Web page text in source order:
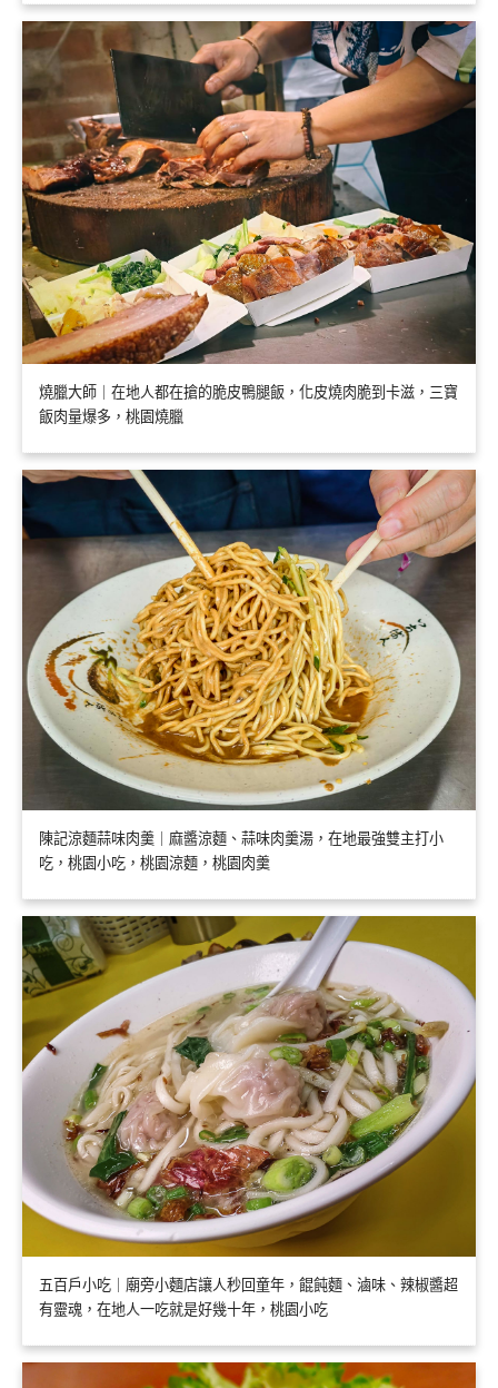
燒臘大師｜在地人都在搶的脆皮鴨腿飯，化皮燒肉脆到卡滋，三寶
飯肉量爆多，桃園燒臘
陳記涼麵蒜味肉羹｜麻醬涼麵、蒜味肉羹湯，在地最強雙主打小
吃，桃園小吃，桃園涼麵，桃園肉羹
五百戶小吃｜廟旁小麵店讓人秒回童年，餛飩麵、滷味、辣椒醬超
有靈魂，在地人一吃就是好幾十年，桃園小吃